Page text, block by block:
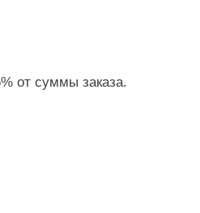
от суммы заказа.